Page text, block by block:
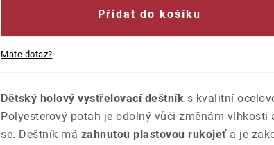
Přidat do košíku
Mate dotaz?
Dětský holový vystřelovací deštník s kvalitní
Polyesterový potah je odolný vůči změnám vlhkosti
se. Deštník má zahnutou plastovou rukojeťa je